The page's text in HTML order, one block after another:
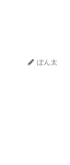
ぽん太